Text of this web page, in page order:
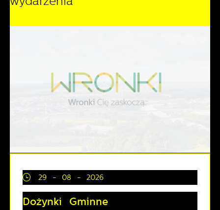
29 - 08 - 2026
Dożynki Gminne